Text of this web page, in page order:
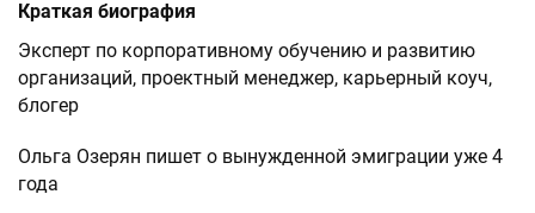
Краткая биография
Эксперт по корпоративному обучению и развитию
организаций, проектный менеджер, карьерный коуч,
блогер
Ольга Озерян пишет о вынужденной эмиграции уже 4
года